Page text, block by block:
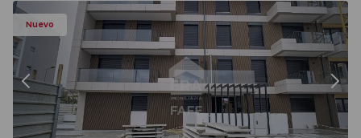
Nuevo
Anterior